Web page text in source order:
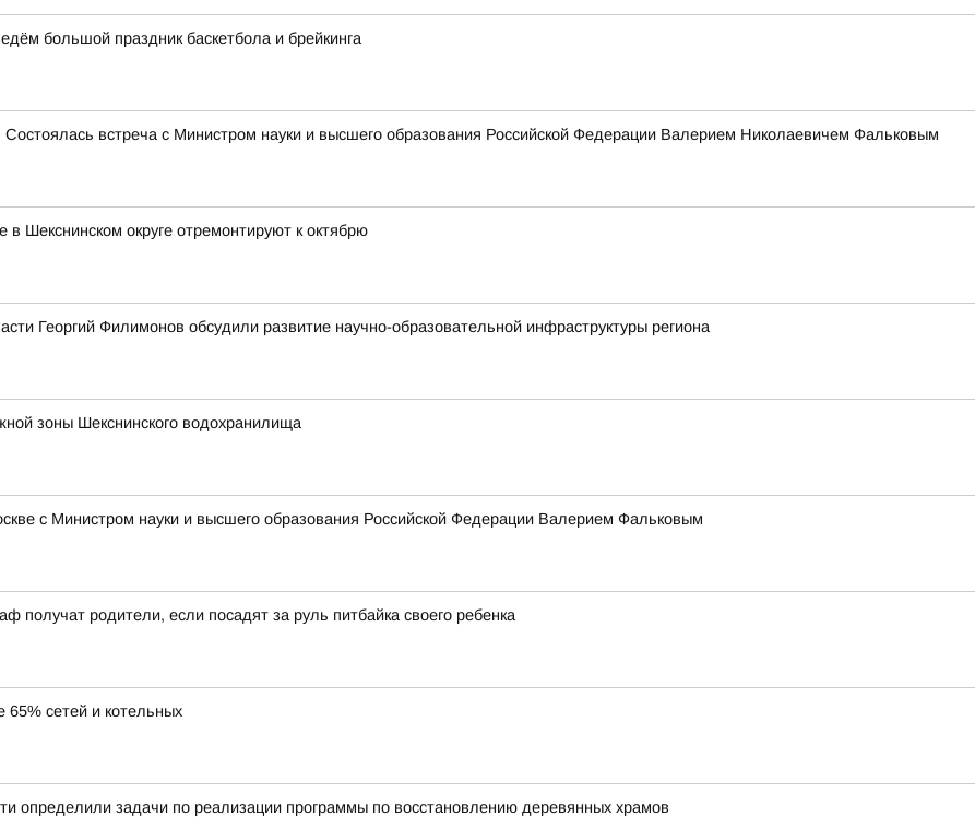
большой праздник баскетбола и брейкинга
встреча с Министром науки и высшего образования Российской Федерации Валерием Николаевичем Фальковым
Шекснинском округе отремонтируют к октябрю
Георгий Филимонов обсудили развитие научно-образовательной инфраструктуры региона
зоны Шекснинского водохранилища
с Министром науки и высшего образования Российской Федерации Валерием Фальковым
получат родители, если посадят за руль питбайка своего ребенка
65% сетей и котельных
определили задачи по реализации программы по восстановлению деревянных храмов